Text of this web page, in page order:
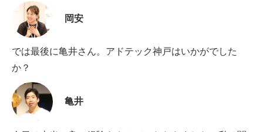
岡安
では最後に亀井さん。アドテック神戸はいかがでした
か？
亀井